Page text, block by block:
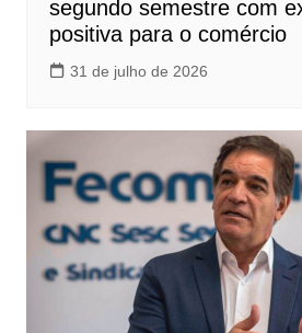
segundo semestre com
positiva para o comércio
31 de julho de 2026